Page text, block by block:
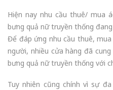
Hiện nay nhu cầu thuê/ mua
bưng quả nữ truyền thống
Để đáp ứng nhu cầu thuê,
người, nhiều cửa hàng đã
bưng quả nữ truyền thống với
Tuy nhiên cũng chính vì sự